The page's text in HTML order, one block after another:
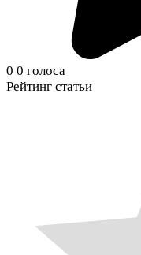
0 0 голоса
Рейтинг статьи